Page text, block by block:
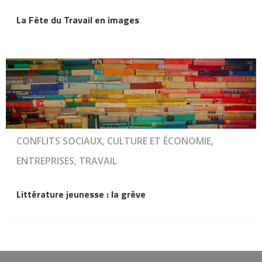
La Fête du Travail en images
CONFLITS SOCIAUX, CULTURE ET ÉCONOMIE,
ENTREPRISES, TRAVAIL
Littérature jeunesse : la grève